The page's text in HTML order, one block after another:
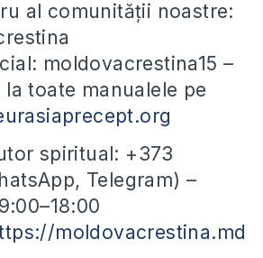
al comunității noastre:
moldovacrestina15 –
la toate manualele pe
spiritual: +373
Telegram) –
moldovacrestina.md